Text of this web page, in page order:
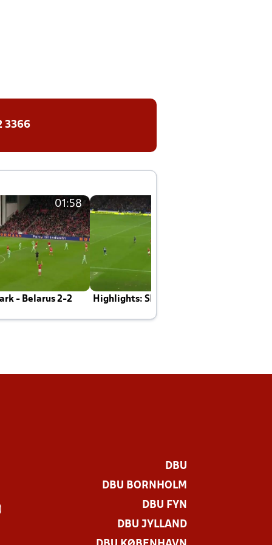
3366
01:58
- Belarus 2-2 Highlights: Skotland - Danmark 4-2
DBU
DBU BORNHOLM
DBU FYN
DBU JYLLAND